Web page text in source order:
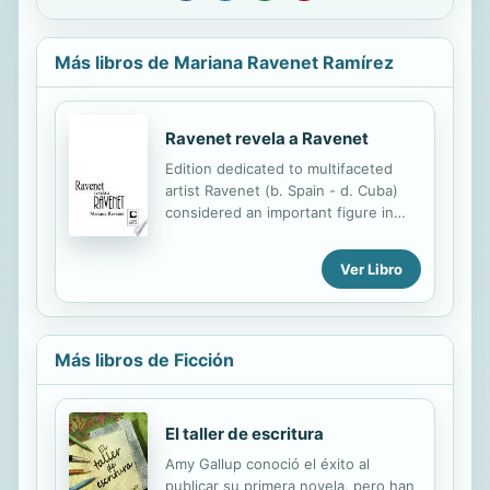
Más libros de Mariana Ravenet Ramírez
Ravenet revela a Ravenet
Edition dedicated to multifaceted
artist Ravenet (b. Spain - d. Cuba)
considered an important figure in
avant-garde of Cuban plastic arts"
and who experimented with multiple
art media: canvas and mural painter,
sculptor, engraver, illustrator,
ceramist. The book reviews the
artist's most intimate moments, his
activism through the eyes of his
Ver Libro
Más libros de Ficción
El taller de escritura
Amy Gallup conoció el éxito al
publicar su primera novela, pero han